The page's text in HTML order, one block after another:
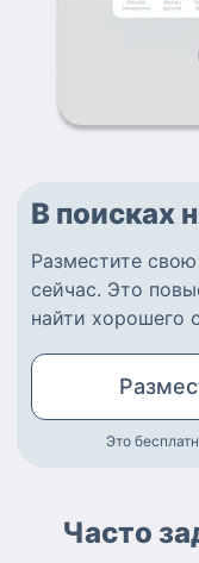
В поисках
Разместите
сейчас. Это
найти хорошего
Это
Часто